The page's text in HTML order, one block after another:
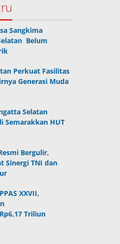
Sangkima
Belum
Perkuat Fasilitas
Generasi Muda
Selatan
Semarakkan HUT
Bergulir,
Sinergi TNI dan
XXVII,
Triliun